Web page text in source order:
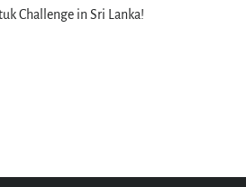
Challenge in Sri Lanka!